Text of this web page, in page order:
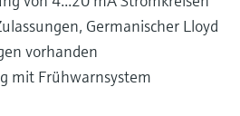
Germanischer Lloyd
vorhanden
mit Frühwarnsystem